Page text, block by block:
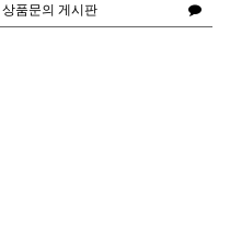
상품문의 게시판